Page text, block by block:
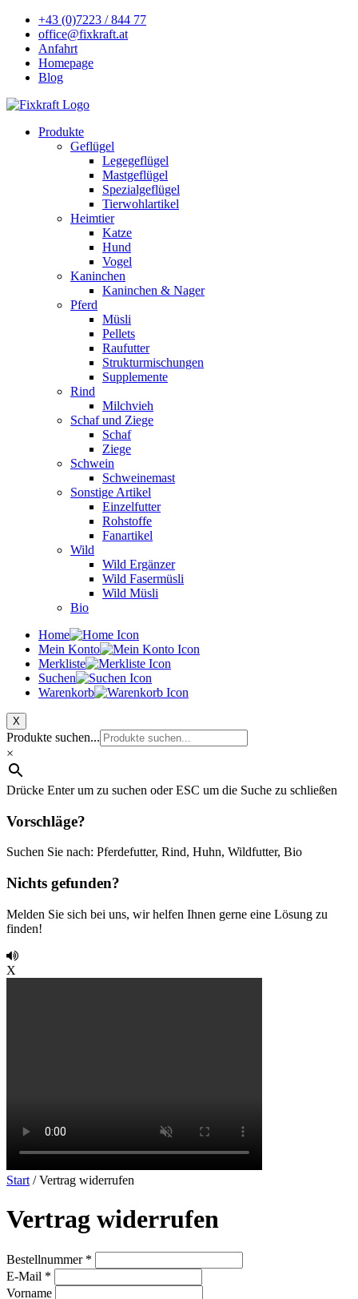
+43 (0)7223 / 844 77
office@fixkraft.at
Anfahrt
Homepage
Blog
Produkte
Geflügel
Legegeflügel
Mastgeflügel
Spezialgeflügel
Tierwohlartikel
Heimtier
Katze
Hund
Vogel
Kaninchen
Kaninchen & Nager
Pferd
Müsli
Pellets
Raufutter
Strukturmischungen
Supplemente
Rind
Milchvieh
Schaf und Ziege
Schaf
Ziege
Schwein
Schweinemast
Sonstige Artikel
Einzelfutter
Rohstoffe
Fanartikel
Wild
Wild Ergänzer
Wild Fasermüsli
Wild Müsli
Bio
Home
Mein Konto
Merkliste
Suchen
Warenkorb
X
Produkte suchen...
×
Drücke Enter um zu suchen oder ESC um die Suche zu schließen
Vorschläge?
Suchen Sie nach: Pferdefutter, Rind, Huhn, Wildfutter, Bio
Nichts gefunden?
Melden Sie sich bei uns, wir helfen Ihnen gerne eine Lösung zu
finden!
X
Start / Vertrag widerrufen
Vertrag widerrufen
Bestellnummer *
E-Mail *
Vorname